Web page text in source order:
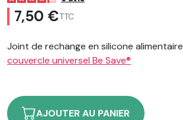
7,50 €TTC
Joint de rechange en silicone
couvercle universel Be Save®
AJOUTER AU PANIER